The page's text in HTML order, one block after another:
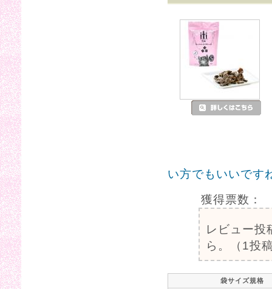
い方でもいいです
獲得票数：
レビュー投
ら。（1投
袋サイズ規格